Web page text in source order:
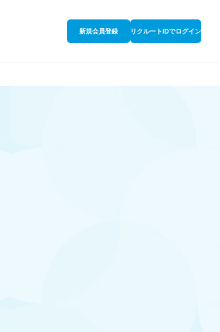
新規会員登録 リクルートIDでログイン